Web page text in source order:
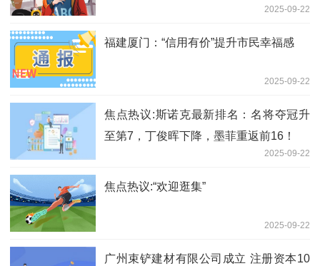
2025-09-22
福建厦门：“信用有价”提升市民幸福感
2025-09-22
焦点热议:斯诺克最新排名：名将夺冠升
至第7，丁俊晖下降，墨菲重返前16！
2025-09-22
焦点热议:“欢迎逛集”
2025-09-22
广州束铲建材有限公司成立 注册资本10